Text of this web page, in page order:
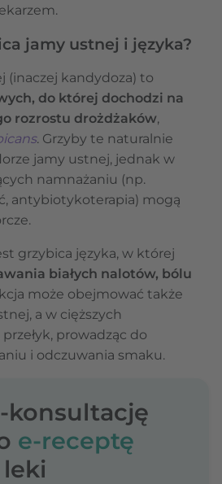
jamy ustnej i języka?
(inaczej kandydoza) to
do której dochodzi na
rozrostu drożdżaków,
. Grzyby te naturalnie
jamy ustnej, jednak w
namnażaniu (np.
antybiotykoterapia) mogą
grzybica języka, w której
białych nalotów, bólu
może obejmować także
a w cięższych
prowadząc do
i odczuwania smaku.
konsultację
e-receptę